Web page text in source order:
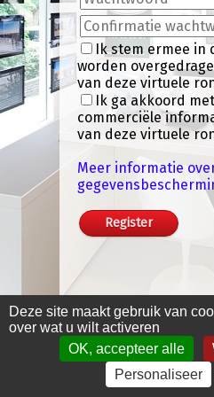
Ik stem ermee in
worden
van deze virtuele
Ik ga akkoord
commerciële
van deze virtuele
Meer informatie
Klik hier om alle 360°
beelden te bekijken
Deze site maakt gebruik van
over wat u wilt activeren
OK, accepteer alle
Personaliseer